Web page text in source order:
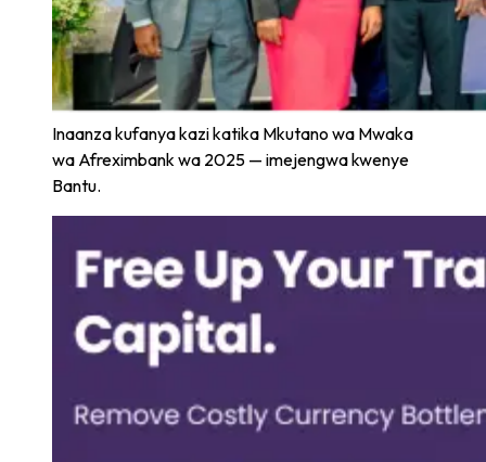
Inaanza kufanya kazi katika Mkutano wa Mwaka
wa Afreximbank wa 2025 — imejengwa kwenye
Bantu.